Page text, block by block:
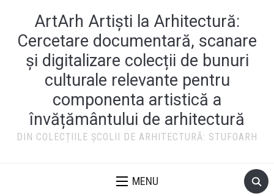
ArtArh Artiști la Arhitectură:
Cercetare documentară, scanare
și digitalizare colecții de bunuri
culturale relevante pentru
componenta artistică a
învățământului de arhitectură
DIN COLECȚIILE ȘCOLII DE ARHITECTURĂ: STUFOARH
MENU